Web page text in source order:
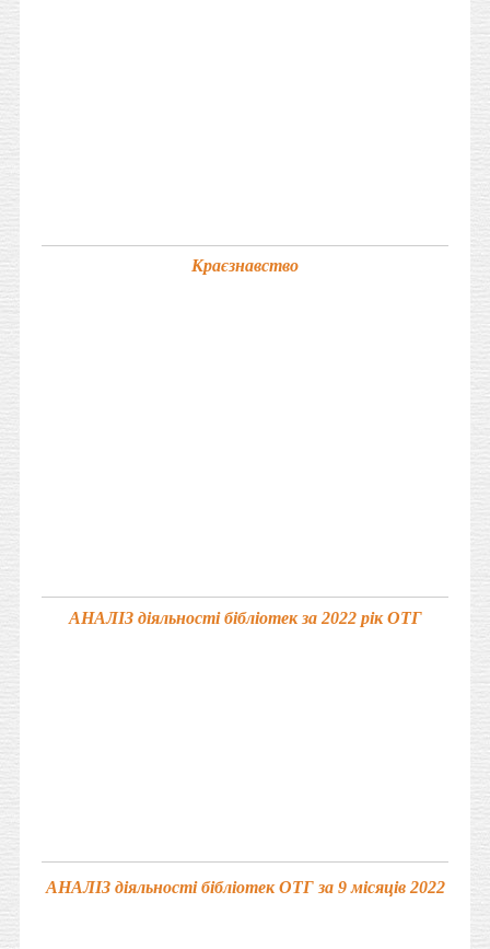
Краєзнавство
АНАЛІЗ діяльності бібліотек за 2022 рік ОТГ
АНАЛІЗ діяльності бібліотек ОТГ за 9 місяців 2022